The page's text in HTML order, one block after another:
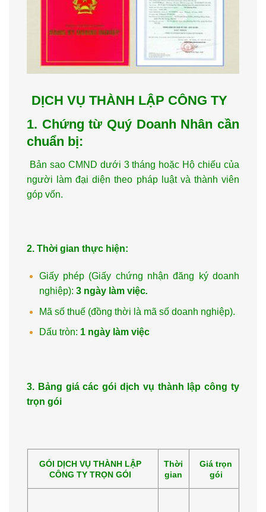
DỊCH VỤ THÀNH LẬP CÔNG TY
1. Chứng từ Quý Doanh Nhân cần
chuẩn bị:
Bản sao CMND dưới 3 tháng hoặc Hộ chiếu của
người làm đại diện theo pháp luật và thành viên
góp vốn.
2. Thời gian thực hiện:
Giấy phép (Giấy chứng nhận đăng ký doanh
nghiệp): 3 ngày làm việc.
Mã số thuế (đồng thời là mã số doanh nghiệp).
Dấu tròn: 1 ngày làm việc
3. Bảng giá các gói dịch vụ thành lập công ty
trọn gói
GÓI DỊCH VỤ THÀNH LẬP
CÔNG TY TRỌN GÓI
Thời
gian
Giá trọn
gói